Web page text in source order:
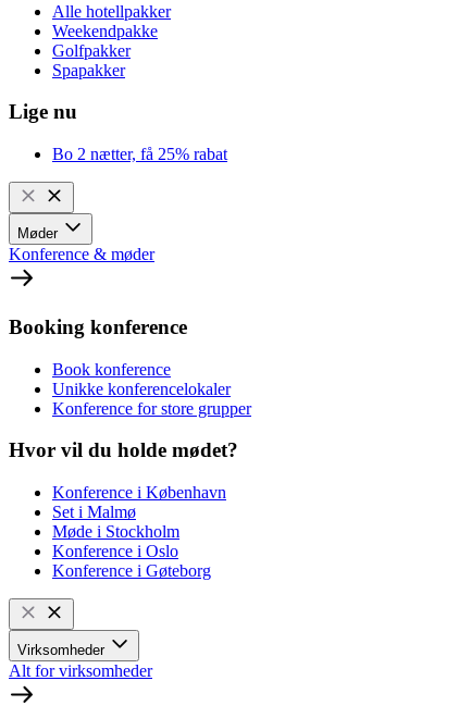
Alle hotellpakker
Weekendpakke
Golfpakker
Spapakker
Lige nu
Bo 2 nætter, få 25% rabat
Møder
Konference & møder
Booking konference
Book konference
Unikke konferencelokaler
Konference for store grupper
Hvor vil du holde mødet?
Konference i København
Set i Malmø
Møde i Stockholm
Konference i Oslo
Konference i Gøteborg
Virksomheder
Alt for virksomheder